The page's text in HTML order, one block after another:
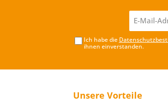
Ich habe die
ihnen einverstanden.
Unsere Vorteile